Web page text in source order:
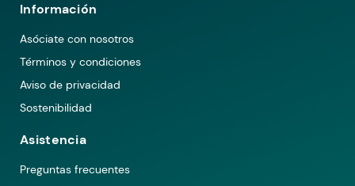
Información
Asóciate con nosotros
Términos y condiciones
Aviso de privacidad
Sostenibilidad
Asistencia
Preguntas frecuentes